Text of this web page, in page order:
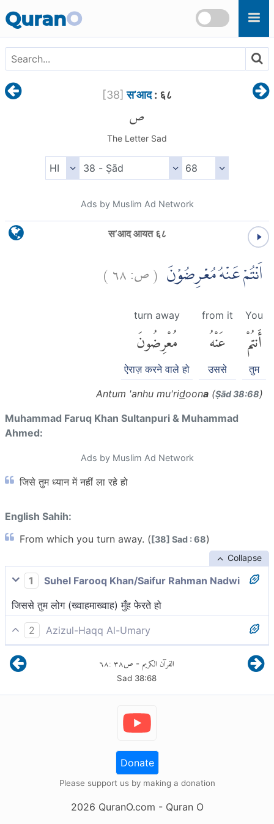
QuranO
[38] स’आद: ६८
ص
The Letter Sad
Ads by Muslim Ad Network
स’आद आयत ६८
اَنْتُمْ عَنْهُ مُعْرِضُوْنَ (ص:٦٨)
You
أَنتُمْ
तुम
from it
عَنْهُ
उससे
turn away
مُعْرِضُونَ
ऐराज़ करने वाले हो
Antum 'anhu mu'ridoona (Ṣād 38:68)
Muhammad Faruq Khan Sultanpuri & Muhammad
Ahmed:
Ads by Muslim Ad Network
जिसे तुम ध्यान में नहीं ला रहे हो
English Sahih:
From which you turn away. ([38] Sad : 68)
Collapse
1
Suhel Farooq Khan/Saifur Rahman Nadwi
जिससे तुम लोग (ख्वाहमाख्वाह) मुँह फेरते हो
2
Azizul-Haqq Al-Umary
और तुम हो कि उससे मुँह फेर रहे हो।
القرآن الكريم - ص٣٨:٦٨
Sad 38:68
Donate
Please support us by making a donation
2026 QuranO.com - Quran O